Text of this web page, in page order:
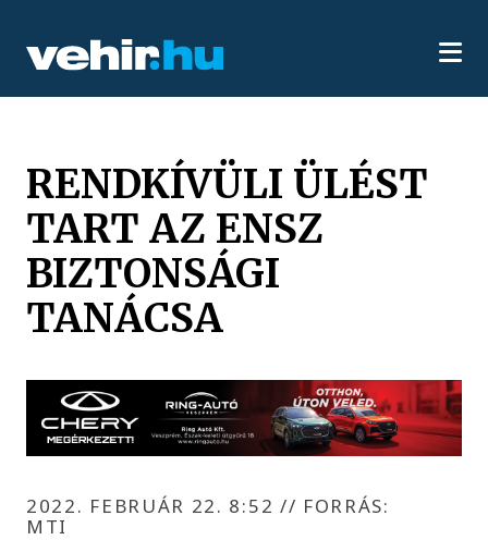
RENDKÍVÜLI ÜLÉST
TART AZ ENSZ
BIZTONSÁGI
TANÁCSA
2022. FEBRUÁR 22. 8:52 // FORRÁS:
MTI